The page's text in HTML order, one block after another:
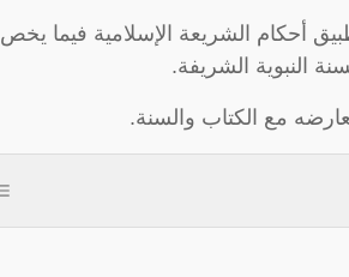
أحكام الشريعة الإسلامية فيما يخص
النبوية الشريفة.
مع الكتاب والسنة.